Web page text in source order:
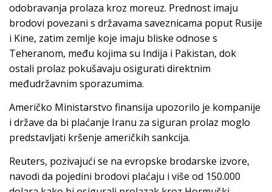
odobravanja prolaza kroz moreuz. Prednost imaju
brodovi povezani s državama saveznicama poput Rusije
i Kine, zatim zemlje koje imaju bliske odnose s
Teheranom, među kojima su Indija i Pakistan, dok
ostali prolaz pokušavaju osigurati direktnim
međudržavnim sporazumima.
Američko Ministarstvo finansija upozorilo je kompanije
i države da bi plaćanje Iranu za siguran prolaz moglo
predstavljati kršenje američkih sankcija.
Reuters, pozivajući se na evropske brodarske izvore,
navodi da pojedini brodovi plaćaju i više od 150.000